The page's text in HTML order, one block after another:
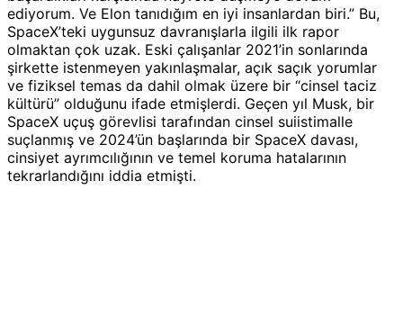
ediyorum. Ve Elon tanıdığım en iyi insanlardan biri.” Bu,
SpaceX’teki uygunsuz davranışlarla ilgili ilk rapor
olmaktan çok uzak. Eski çalışanlar 2021’in sonlarında
şirkette istenmeyen yakınlaşmalar, açık saçık yorumlar
ve fiziksel temas da dahil olmak üzere bir “cinsel taciz
kültürü” olduğunu ifade etmişlerdi. Geçen yıl Musk, bir
SpaceX uçuş görevlisi tarafından cinsel suiistimalle
suçlanmış ve 2024’ün başlarında bir SpaceX davası,
cinsiyet ayrımcılığının ve temel koruma hatalarının
tekrarlandığını iddia etmişti.